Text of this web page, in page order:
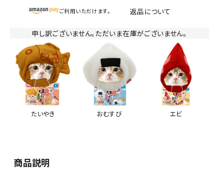
ご利用いただけます。 返品について
申し訳ございません。ただいま在庫がございません。
たいやき おむすび エビ
商品説明